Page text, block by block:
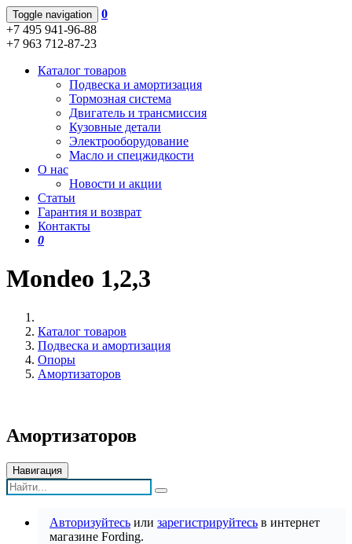
Toggle navigation
0
+7 495 941-96-88
+7 963 712-87-23
Каталог товаров
Подвеска и амортизация
Тормозная система
Двигатель и трансмиссия
Кузовные детали
Электрооборудование
Масло и спецжидкости
О нас
Новости и акции
Статьи
Гарантия и возврат
Контакты
0
Mondeo 1,2,3
Каталог товаров
Подвеска и амортизация
Опоры
Амортизаторов
Амортизаторов
Навигация
Авторизуйтесь или зарегистрируйтесь в интернет
магазине Fording.